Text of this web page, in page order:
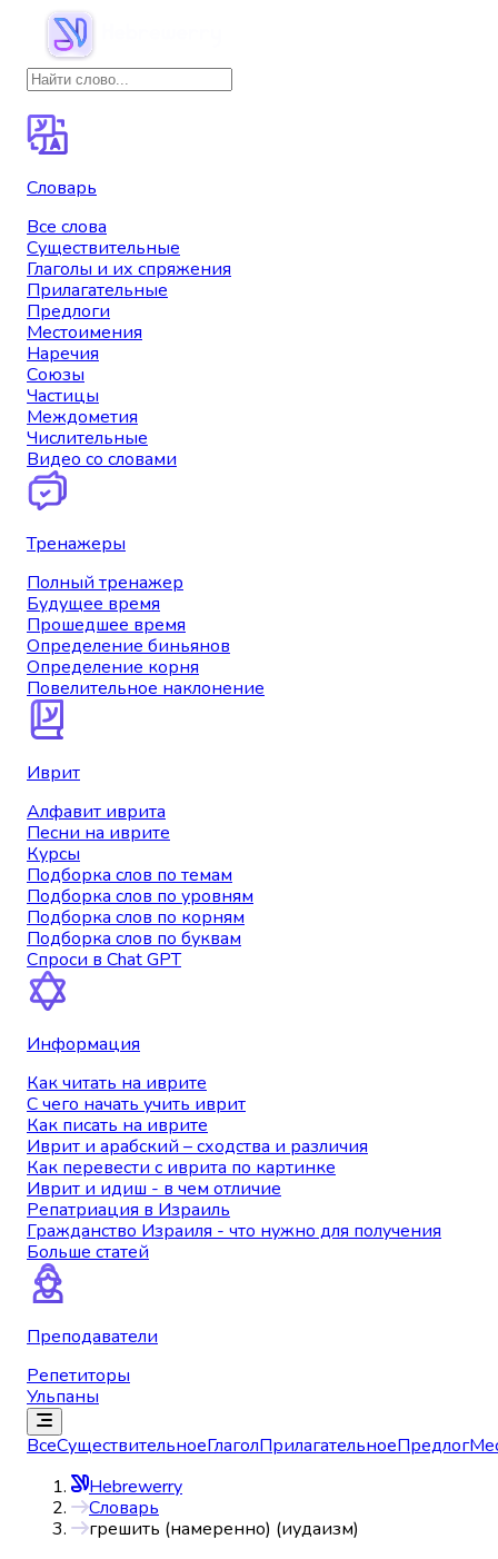
Словарь
Все слова
Существительные
Глаголы и их спряжения
Прилагательные
Предлоги
Местоимения
Наречия
Союзы
Частицы
Междометия
Числительные
Видео со словами
Тренажеры
Полный тренажер
Будущее время
Прошедшее время
Определение биньянов
Определение корня
Повелительное наклонение
Иврит
Алфавит иврита
Песни на иврите
Курсы
Подборка слов по темам
Подборка слов по уровням
Подборка слов по корням
Подборка слов по буквам
Спроси в Chat GPT
Информация
Как читать на иврите
С чего начать учить иврит
Как писать на иврите
Иврит и арабский – сходства и различия
Как перевести с иврита по картинке
Иврит и идиш - в чем отличие
Репатриация в Израиль
Гражданство Израиля - что нужно для получения
Больше статей
Преподаватели
Репетиторы
Ульпаны
ВсеСуществительноеГлаголПрилагательноеПредлог
Hebrewerry
Словарь
грешить (намеренно) (иудаизм)